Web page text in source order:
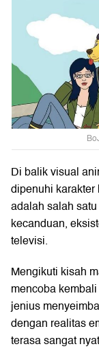
Di balik visual
dipenuhi
adalah salah
kecanduan,
televisi.
Mengikuti kisah
mencoba
jenius
dengan realitas
terasa sangat